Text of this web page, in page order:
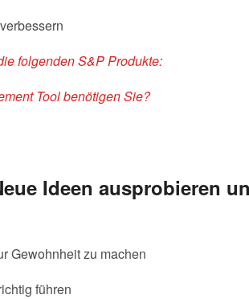
folgenden S&P Produkte:
Tool benötigen Sie?
Ideen ausprobieren
Gewohnheit zu machen
führen